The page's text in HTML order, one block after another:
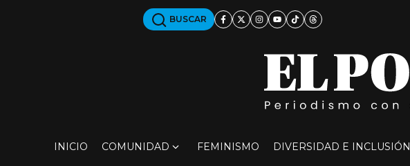
BUSCAR
INICIO COMUNIDAD FEMINISMO DIVERSIDAD E INCLUSIÓN